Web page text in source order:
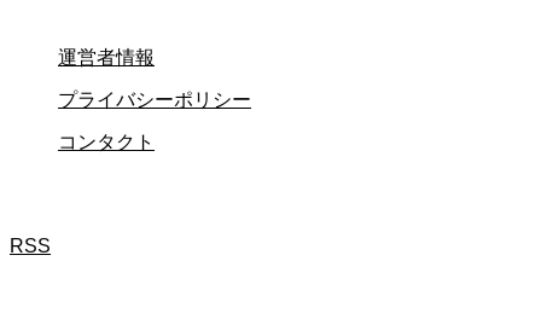
運営者情報
プライバシーポリシー
コンタクト
RSS